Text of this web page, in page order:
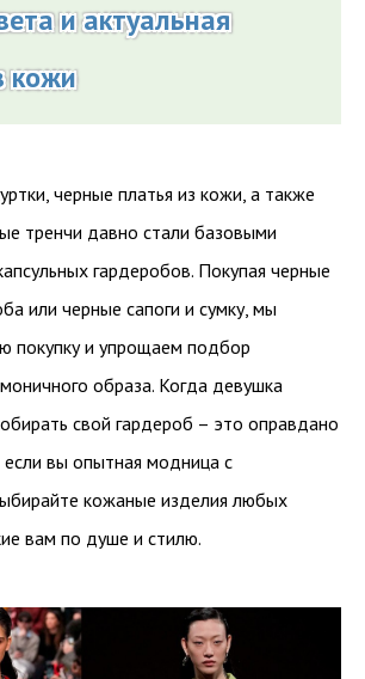
и актуальная
кожи
черные платья из кожи, а также
тренчи давно стали базовыми
гардеробов. Покупая черные
или черные сапоги и сумку, мы
покупку и упрощаем подбор
образа. Когда девушка
свой гардероб – это оправдано
вы опытная модница с
кожаные изделия любых
вам по душе и стилю.